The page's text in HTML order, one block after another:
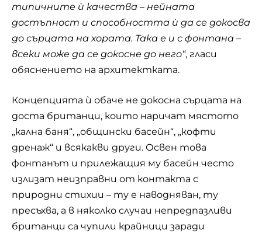
типичните ѝ качества – нейната
достъпност и способността ѝ да се докосва
до сърцата на хората. Така е и с фонтана –
всеки може да се докосне до него“, гласи
обяснението на архитектката.
Концепцията ѝ обаче не докосна сърцата на
доста британци, които наричат мястото
„кална баня“, „общински басейн“, „кофти
дренаж“ и всякакви други. Освен това
фонтанът и прилежащия му басейн често
излизат неизправни от контакта с
природни стихии – ту е наводняван, ту
пресъхва, а в няколко случаи непредпазливи
британци са чупили крайници заради